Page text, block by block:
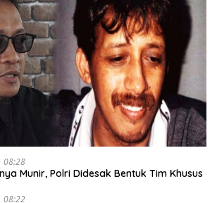
08:28
Munir, Polri Didesak Bentuk Tim Khusus
08:22